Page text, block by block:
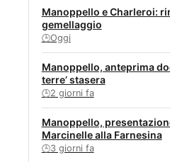
Manoppello e Charleroi:
gemellaggio
🕒Oggi
Manoppello, anteprima
terre’ stasera
🕒2 giorni fa
Manoppello,
Marcinelle alla Farnesina
🕒3 giorni fa